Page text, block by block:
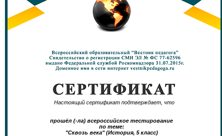
Настоящий сертификат подтверждает, что
прошёл (-ла) всероссийское тестирование
по теме:
"Сквозь века" (История, 5 класс)